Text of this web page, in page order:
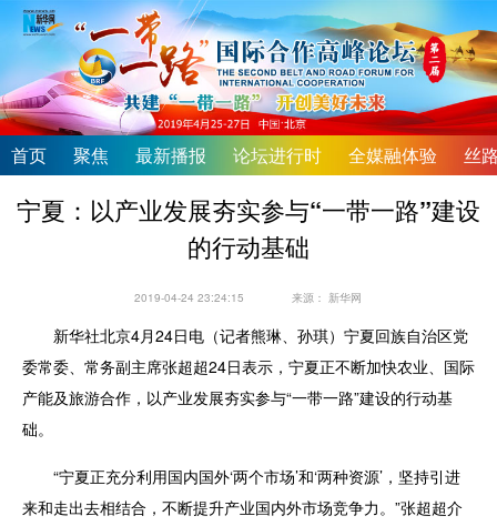
首页 聚焦 最新播报 论坛进行时 全媒融体验 丝
宁夏：以产业发展夯实参与“一带一路”建设
的行动基础
2019-04-24 23:24:15 来源：新华网
新华社北京4月24日电（记者熊琳、孙琪）宁夏回族自治区党
委常委、常务副主席张超超24日表示，宁夏正不断加快农业、国际
产能及旅游合作，以产业发展夯实参与“一带一路”建设的行动基
础。
“宁夏正充分利用国内国外‘两个市场’和‘两种资源’，坚持引进
来和走出去相结合，不断提升产业国内外市场竞争力。”张超超介